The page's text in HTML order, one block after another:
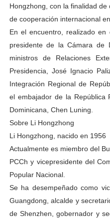
Hongzhong, con la finalidad
de cooperación internacional
En el encuentro, realizado
presidente de la Cámara de
ministros de Relaciones
Presidencia, José Ignacio
Integración Regional de
el embajador de la República
Dominicana, Chen Luning.
Sobre Li Hongzhong
Li Hongzhong, nacido en 1956
Actualmente es miembro del
PCCh y vicepresidente del
Popular Nacional.
Se ha desempeñado como
Guangdong, alcalde y
de Shenzhen, gobernador y